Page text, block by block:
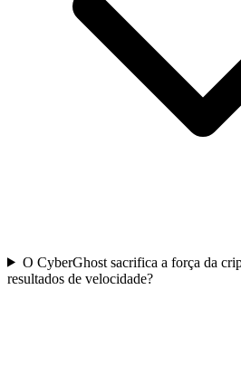
O CyberGhost sacrifica a força da
resultados de velocidade?